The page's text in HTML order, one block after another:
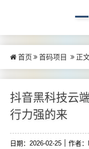
首页 首码项目 正
抖音黑科技云
行力强的来
日期：2026-02-25 作者